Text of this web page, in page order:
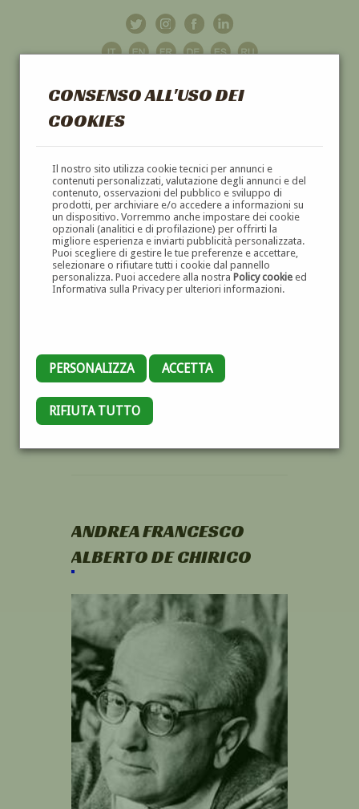
CONSENSO ALL'USO DEI
COOKIES
Il nostro sito utilizza cookie tecnici per annunci e
contenuti personalizzati, valutazione degli annunci e del
contenuto, osservazioni del pubblico e sviluppo di
prodotti, per archiviare e/o accedere a informazioni su
un dispositivo. Vorremmo anche impostare dei cookie
opzionali (analitici e di profilazione) per offrirti la
migliore esperienza e inviarti pubblicità personalizzata.
Puoi scegliere di gestire le tue preferenze e accettare,
selezionare o rifiutare tutti i cookie dal pannello
personalizza. Puoi accedere alla nostra Policy cookieed
Informativa sulla Privacy per ulteriori informazioni.
PERSONALIZZA ACCETTA
RIFIUTA TUTTO
GALLERIAD'ARTE
DIPINTI E SCULTURE '800 E '900
ANDREA FRANCESCO
ALBERTO DE CHIRICO